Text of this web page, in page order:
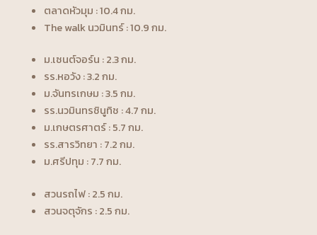
ตลาดหัวมุม : 10.4 กม.
The walk นวมินทร์ : 10.9 กม.
ม.เซนต์จอร์น : 2.3 กม.
รร.หอวัง : 3.2 กม.
ม.จันทรเกษม : 3.5 กม.
รร.นวมินทรชินูทิช : 4.7 กม.
ม.เกษตรศาตร์ : 5.7 กม.
รร.สารวิทยา : 7.2 กม.
ม.ศรีปทุม : 7.7 กม.
สวนรถไฟ : 2.5 กม.
สวนจตุจักร : 2.5 กม.